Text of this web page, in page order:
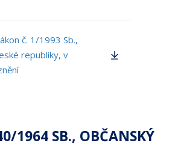
č. 1/1993 Sb.,
republiky, v
1964 SB., OBČANSKÝ